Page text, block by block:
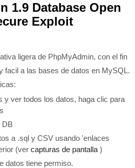
1.9 Database Open
Exploit
ligera de PhpMyAdmin, con el fin
facil a las bases de datos en MySQL.
y ver todos los datos, haga clic para
DB
a .sql y CSV usando 'enlaces
(ver capturas de pantalla)
datos tiene permiso.